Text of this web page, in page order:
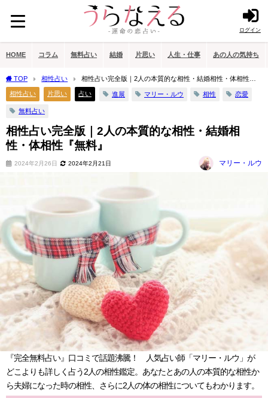
ログイン
HOME コラム 無料占い 結婚 片思い 人生・仕事 あの人の気持ち
TOP 相性占い
相性占い完全版｜2人の本質的な相性・結婚相性・体相性
『無料』
相性占い 片思い 占い 進展 マリー・ルウ 相性 恋愛
無料占い
相性占い完全版｜2人の本質的な相性・結婚相
性・体相性『無料』
2024年2月26日 2024年2月21日 マリー・ルウ
『完全無料占い』口コミで話題沸騰！ 人気占い師「マリー・ルウ」が
どこよりも詳しく占う2人の相性鑑定。あなたとあの人の本質的な相性か
ら夫婦になった時の相性、さらに2人の体の相性についてもわかります。